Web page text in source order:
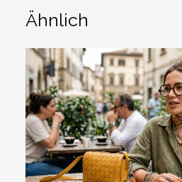
Ähnlich